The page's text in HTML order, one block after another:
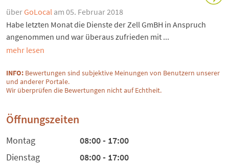
überGoLocal am 05. Februar 2018
Habe letzten Monat die Dienste der Zell GmBH in Anspruch
angenommen und war überaus zufrieden mit ...
mehr lesen
INFO: Bewertungen sind subjektive Meinungen von Benutzern unserer
und anderer Portale.
Wir überprüfen die Bewertungen nicht auf Echtheit.
Öffnungszeiten
Montag
08:00 - 17:00
Dienstag
08:00 - 17:00